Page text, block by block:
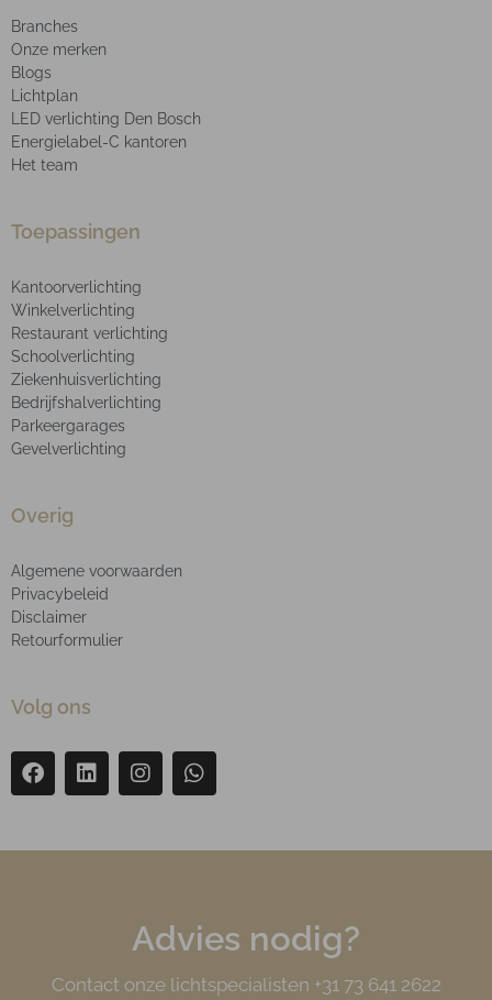
Branches
Onze merken
Blogs
Lichtplan
LED verlichting Den Bosch
Energielabel-C kantoren
Het team
Toepassingen
Kantoorverlichting
Winkelverlichting
Restaurant verlichting
Schoolverlichting
Ziekenhuisverlichting
Bedrijfshalverlichting
Parkeergarages
Gevelverlichting
Overig
Algemene voorwaarden
Privacybeleid
Disclaimer
Retourformulier
Volg ons
Advies nodig?
Contact onze lichtspecialisten +31 73 641 2622